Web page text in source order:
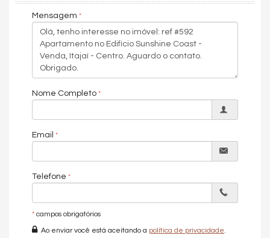
sofisticado.
Com uma área privativa de 120,27m², o apartamento conta
com 1 suíte, 2 dormitórios, lavabo, área de serviço separada,
living com cozinha, sala de estar e jantar, sacada com
churrasqueira à carvão e uma sacada na suíte. Acompanham o
apartamento será entregue com porcelanato de alto padrão
nas áreas sociais e molhadas, vinílicos nas áreas íntimas, infra
para ar condicionado split e teto rebaixado em gesso.
Área de lazer será entregue totalmente mobiliada, equipada,
- Salão gourmet
Mensagem
Nome Completo
Email
Telefone
* campos obrigatórios
Ao enviar você está aceitando a política de privacidade